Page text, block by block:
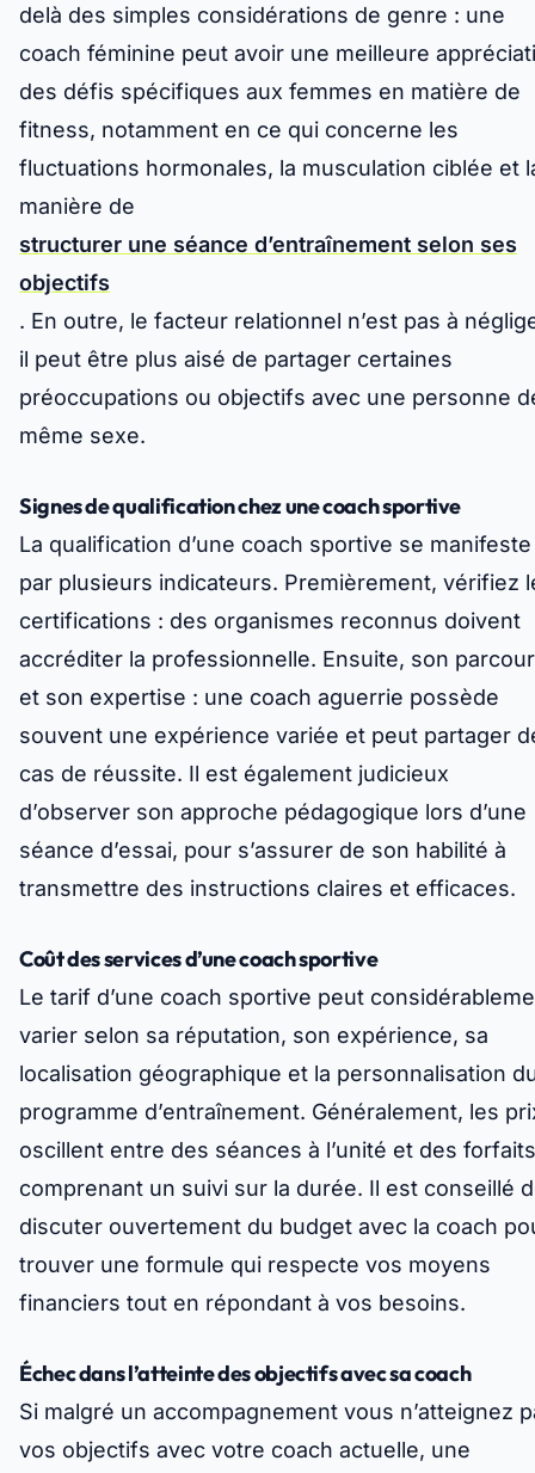
delà des simples considérations de genre : une
coach féminine peut avoir une meilleure
des défis spécifiques aux femmes en matière de
fitness, notamment en ce qui concerne les
fluctuations hormonales, la musculation ciblée et
manière de
structurer une séance d’entraînement selon ses
objectifs
. En outre, le facteur relationnel n’est pas à
il peut être plus aisé de partager certaines
préoccupations ou objectifs avec une personne
même sexe.
Signes de qualification chez une coach sportive
La qualification d’une coach sportive se manifeste
par plusieurs indicateurs. Premièrement, vérifiez
certifications : des organismes reconnus doivent
accréditer la professionnelle. Ensuite, son
et son expertise : une coach aguerrie possède
souvent une expérience variée et peut partager
cas de réussite. Il est également judicieux
d’observer son approche pédagogique lors d’une
séance d’essai, pour s’assurer de son habilité à
transmettre des instructions claires et efficaces.
Coût des services d’une coach sportive
Le tarif d’une coach sportive peut
varier selon sa réputation, son expérience, sa
localisation géographique et la personnalisation
programme d’entraînement. Généralement, les
oscillent entre des séances à l’unité et des forfaits
comprenant un suivi sur la durée. Il est conseillé
discuter ouvertement du budget avec la coach
trouver une formule qui respecte vos moyens
financiers tout en répondant à vos besoins.
Échec dans l’atteinte des objectifs avec sa coach
Si malgré un accompagnement vous n’atteignez
vos objectifs avec votre coach actuelle, une